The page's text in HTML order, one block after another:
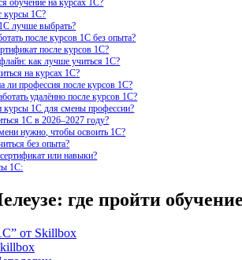
обучение на курсах 1С?
курсы 1С?
лучше выбрать?
после курсов 1С без опыта?
после курсов 1С?
как лучше учиться 1С?
на курсах 1С?
ли профессия после курсов 1С?
удалённо после курсов 1С?
курсы 1С для смены профессии?
1С в 2026–2027 году?
нужно, чтобы освоить 1С?
без опыта?
или навыки?
1С:
где пройти
от Skillbox